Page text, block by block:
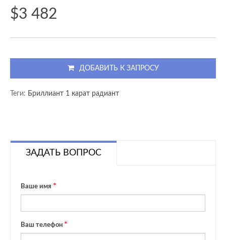
$3 482
ДОБАВИТЬ К ЗАПРОСУ
Теги: Бриллиант 1 карат радиант
ЗАДАТЬ ВОПРОС
Ваше имя
Ваш телефон